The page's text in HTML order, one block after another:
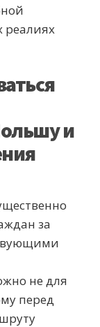
реалиях
и
за
не для
перед